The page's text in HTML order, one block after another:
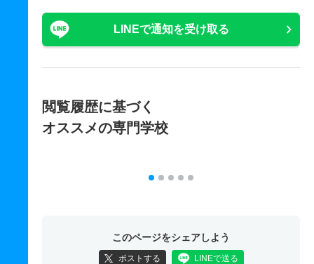
LINEで通知を受け取る
閲覧履歴に基づく
オススメの専門学校
このページをシェアしよう
ポストする LINEで送る